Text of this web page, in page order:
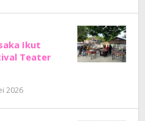
Junaedi
Ikut
Teater
2026
Junaedi